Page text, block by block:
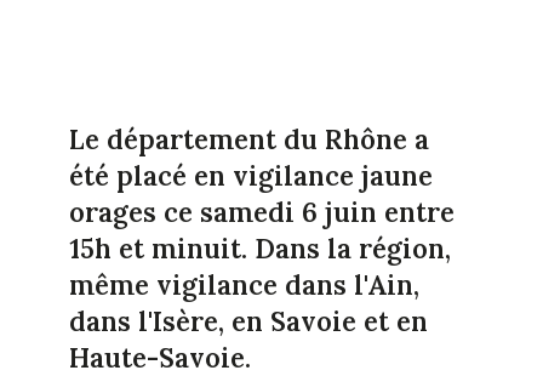
Le département du Rhône a
été placé en vigilance jaune
orages ce samedi 6 juin entre
15h et minuit. Dans la région,
même vigilance dans l'Ain,
dans l'Isère, en Savoie et en
Haute-Savoie.